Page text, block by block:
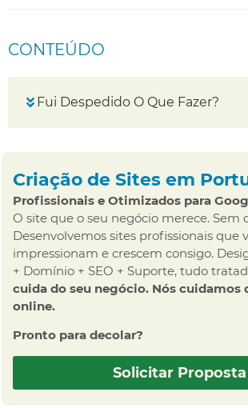
CONTEÚDO
Fui Despedido O Que Fazer?
Criação de Sites em
Profissionais e Otimizados para
O site que o seu negócio merece. Sem
Desenvolvemos sites profissionais que
impressionam e crescem consigo.
+ Domínio + SEO + Suporte, tudo
cuida do seu negócio. Nós cuidamos
online.
Pronto para decolar?
Solicitar Proposta